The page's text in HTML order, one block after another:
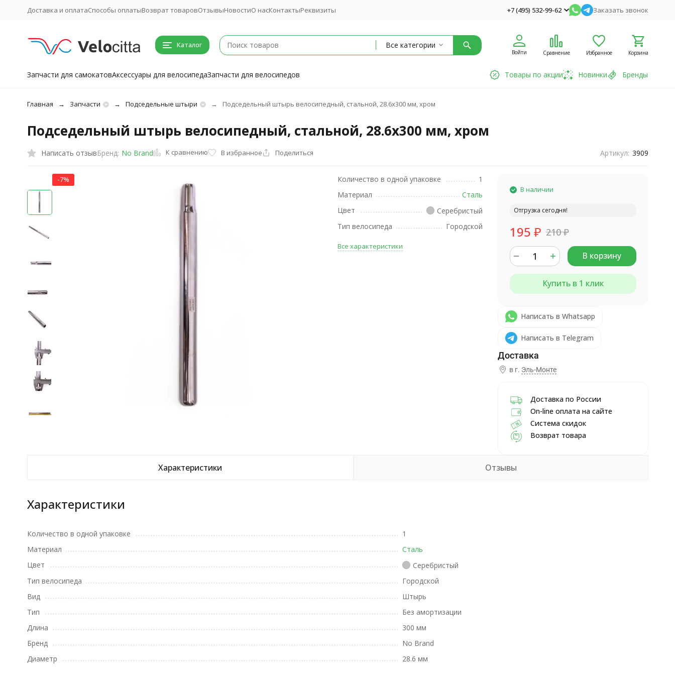
Доставка и оплатаСпособы оплатыВозврат товаровОтзывыНовостиО насКонтактыРеквизиты +7 (495) 532-99-62 Заказать звонок
Каталог Все категории
Войти Сравнение Избранное Корзина
Запчасти для самокатовАксессуары для велосипедаЗапчасти для велосипедов Товары по акции Новинки Бренды
Главная Запчасти Подседельные штыри Подседельный штырь велосипедный, стальной, 28.6x300 мм, хром
Подседельный штырь велосипедный, стальной, 28.6x300 мм, хром
Написать отзывБренд: No Brand К сравнению В избранное Поделиться Артикул: 3909
-7% Количество в одной упаковке
1
Материал
Сталь
Цвет
Серебристый
Тип велосипеда
Городской
Все характеристики
В наличии
Отгрузка сегодня!
195 ₽ 210₽
В корзину
Купить в 1 клик
Написать в Whatsapp
Написать в Telegram
в г. Эль-Монте
Доставка по России
On-line оплата на сайте
Система скидок
Возврат товара
Характеристики Отзывы
Характеристики
Количество в одной упаковке
1
Материал
Сталь
Цвет
Серебристый
Тип велосипеда
Городской
Вид
Штырь
Тип
Без амортизации
Длина
300 мм
Бренд
No Brand
Диаметр
28.6 мм